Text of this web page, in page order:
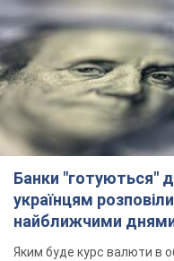
Банки "готуються"
українцям
найближчими
Яким буде курс валюти в